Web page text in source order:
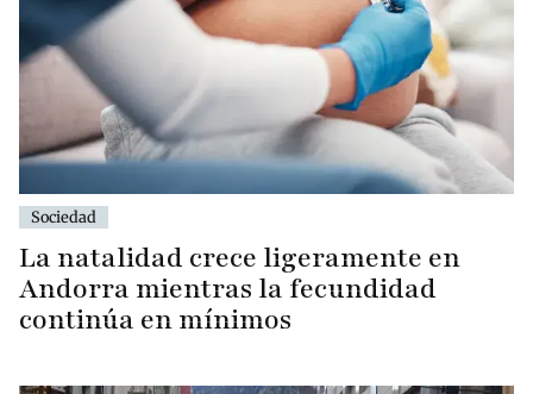
Sociedad
La natalidad crece ligeramente en
Andorra mientras la fecundidad
continúa en mínimos